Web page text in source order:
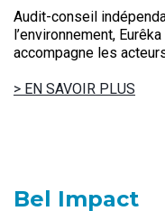
Audit-conseil
l’environnement,
accompagne les
> EN SAVOIR PLUS
Bel Impact